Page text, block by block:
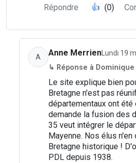
Répondre 👍 (0)
A Anne MerrienLundi 19
↳ Réponse à Dominique
Le site explique bien
Bretagne n'est pas
départementaux ont été
demande la fusion des
35 veut intégrer le
Mayenne. Nos élus
Bretagne historique !
PDL depuis 1938.